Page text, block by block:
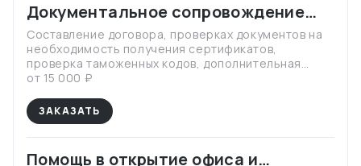
Документальное сопровождение
закупки и транспортировки
Составление договора, проверках документов на
необходимость получения сертификатов,
проверка таможенных кодов, дополнительная
документация
от 15 000 ₽
ЗАКАЗАТЬ
Помощь в открытие офиса и